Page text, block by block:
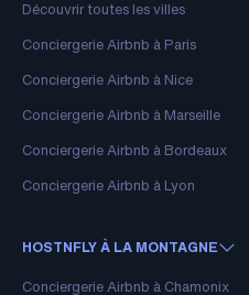
Découvrir toutes les villes
Conciergerie Airbnb à Paris
Conciergerie Airbnb à Nice
Conciergerie Airbnb à Marseille
Conciergerie Airbnb à Bordeaux
Conciergerie Airbnb à Lyon
HOSTNFLY À LA MONTAGNE
Conciergerie Airbnb à Chamonix